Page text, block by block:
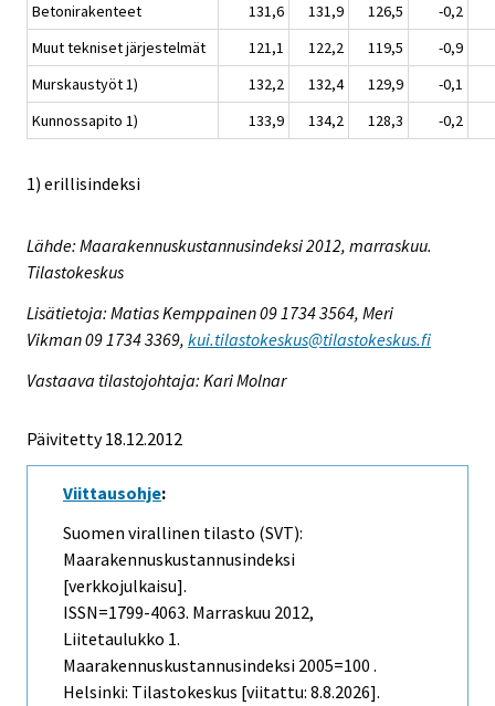
Betonirakenteet
131,6 131,9 126,5
-0,2
Muut tekniset järjestelmät
121,1 122,2 119,5
-0,9
Murskaustyöt 1)
132,2 132,4 129,9
-0,1
Kunnossapito 1)
133,9 134,2 128,3 -0,2
1) erillisindeksi
Lähde: Maarakennuskustannusindeksi 2012, marraskuu.
Tilastokeskus
Lisätietoja: Matias Kemppainen 09 1734 3564, Meri
Vikman 09 1734 3369, kui.tilastokeskus@tilastokeskus.fi
Vastaava tilastojohtaja: Kari Molnar
Päivitetty 18.12.2012
Viittausohje:
Suomen virallinen tilasto (SVT):
Maarakennuskustannusindeksi
[verkkojulkaisu].
ISSN=1799-4063. Marraskuu 2012,
Liitetaulukko 1.
Maarakennuskustannusindeksi 2005=100 .
Helsinki: Tilastokeskus [viitattu: 8.8.2026].